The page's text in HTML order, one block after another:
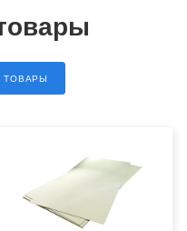
ТОВАРЫ